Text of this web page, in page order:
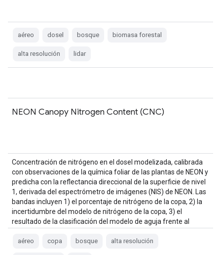
aéreo dosel bosque biomasa forestal
alta resolución lidar
NEON Canopy Nitrogen Content (CNC)
Concentración de nitrógeno en el dosel modelizada, calibrada
con observaciones de la química foliar de las plantas de NEON y
predicha con la reflectancia direccional de la superficie de nivel
1, derivada del espectrómetro de imágenes (NIS) de NEON. Las
bandas incluyen 1) el porcentaje de nitrógeno de la copa, 2) la
incertidumbre del modelo de nitrógeno de la copa, 3) el
resultado de la clasificación del modelo de aguja frente al
aéreo copa bosque alta resolución